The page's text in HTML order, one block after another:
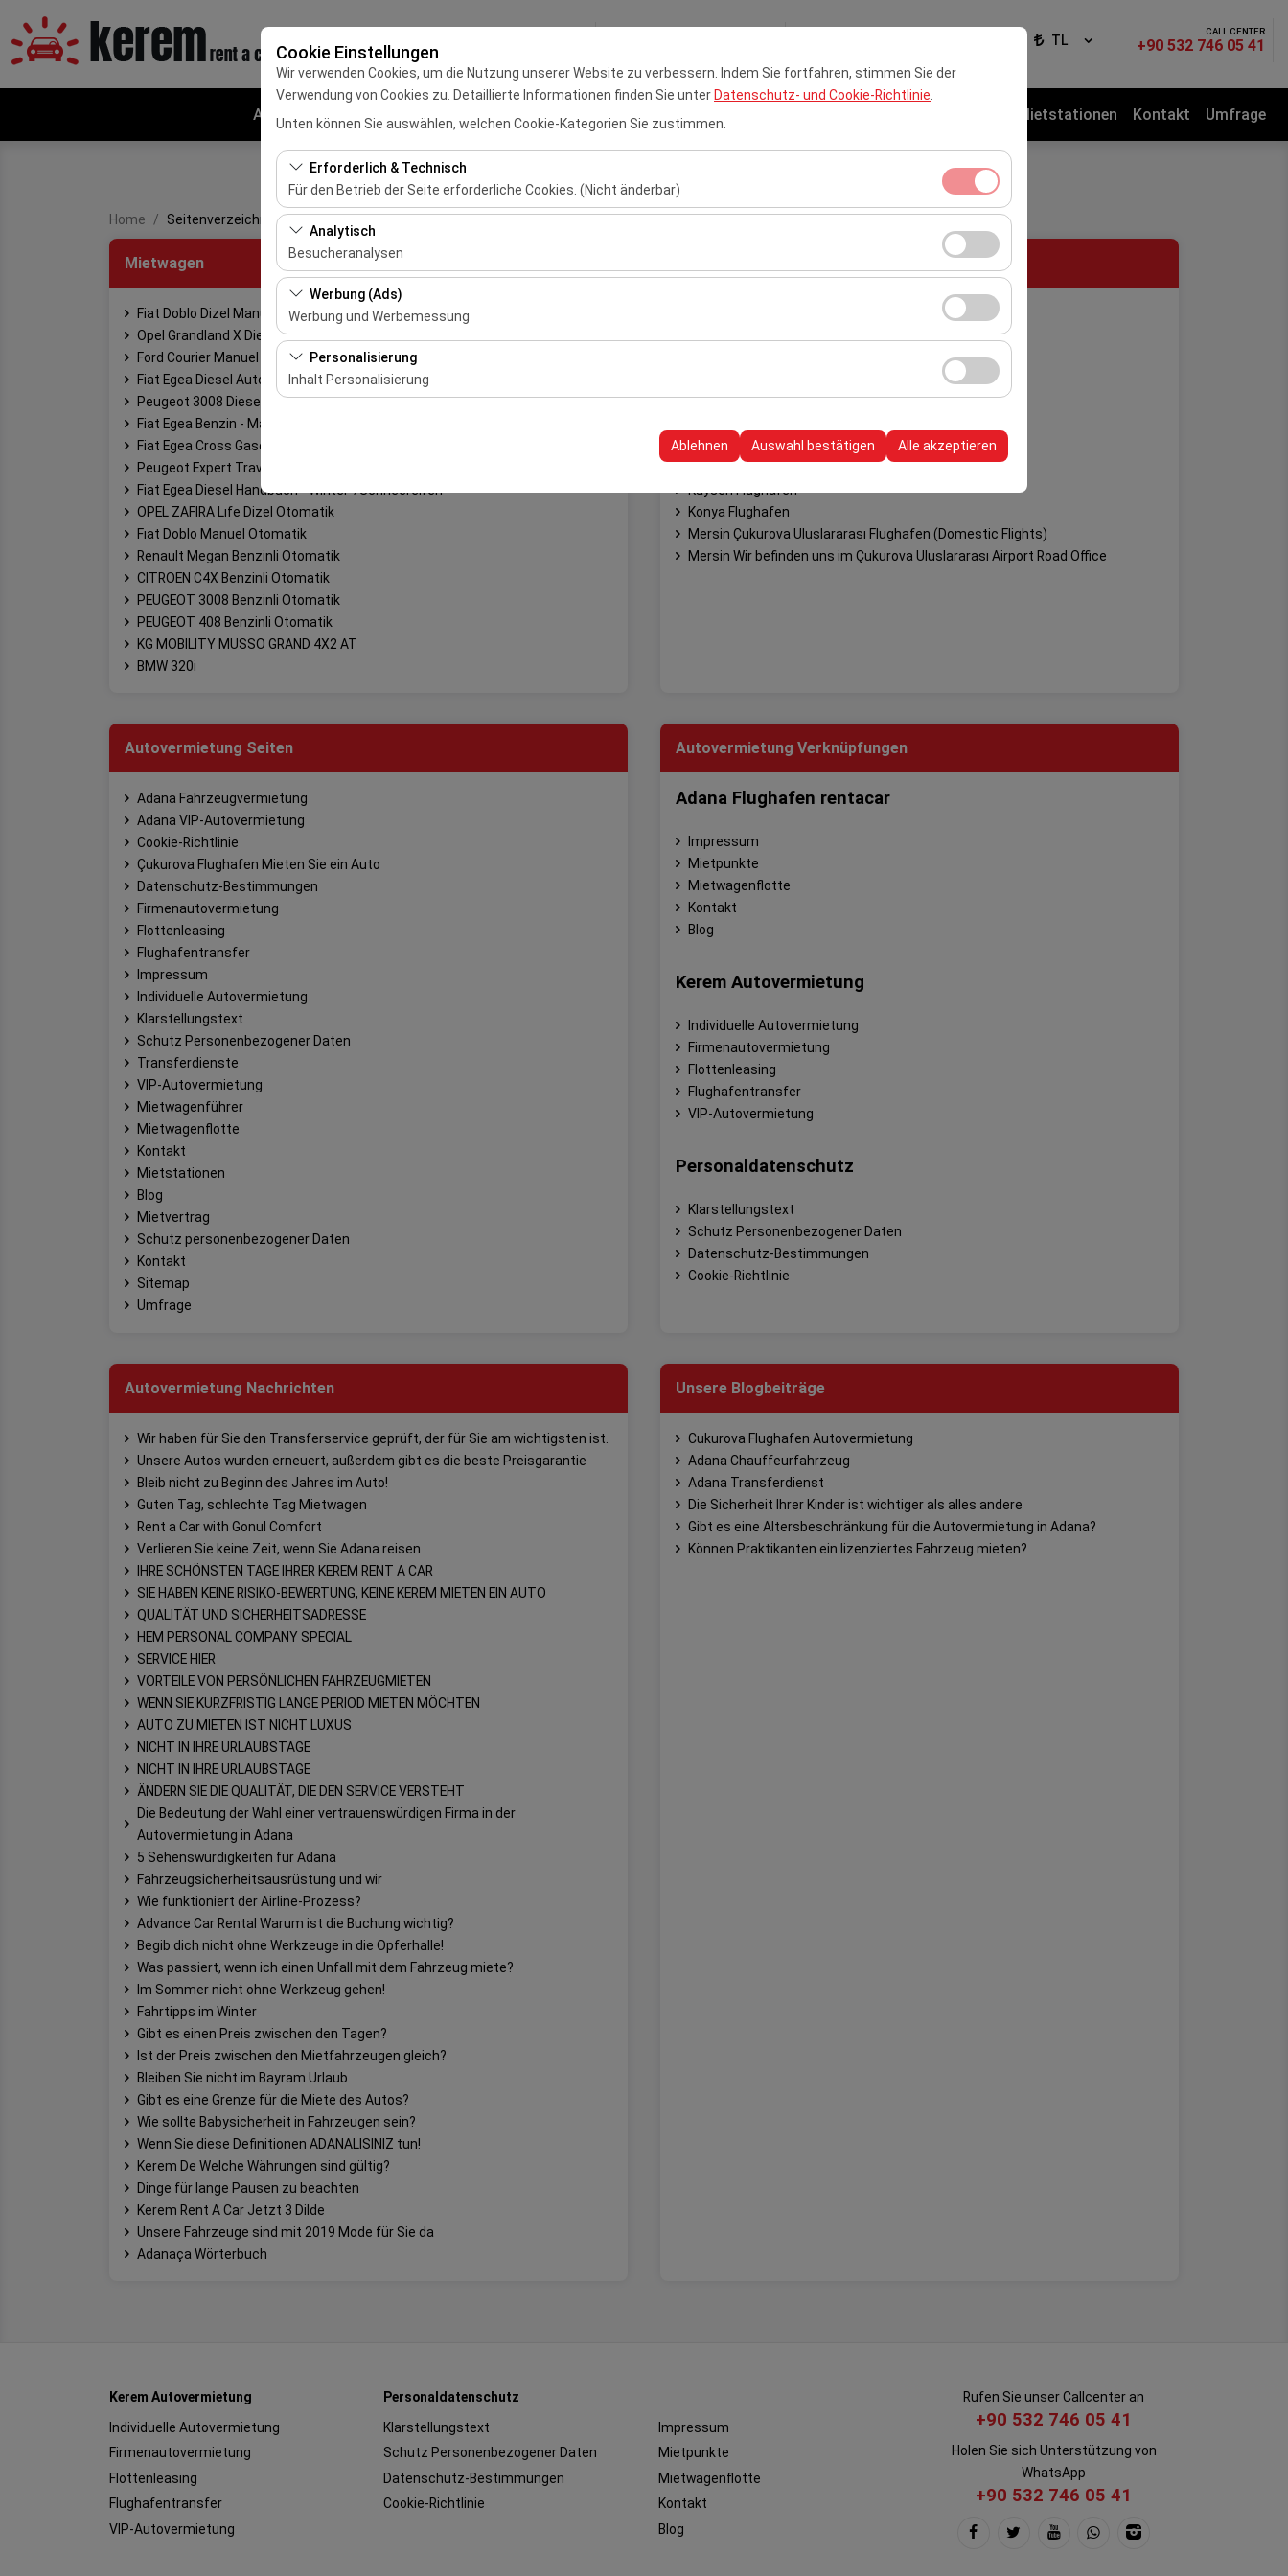
Cookie Einstellungen
Wir verwenden Cookies, um die Nutzung unserer Website zu verbessern. Indem Sie fortfahren, stimmen Sie der
Verwendung von Cookies zu. Detaillierte Informationen finden Sie unter Datenschutz- und Cookie-Richtlinie
Unten können Sie auswählen, welchen Cookie-Kategorien Sie zustimmen.
Erforderlich & Technisch
Für den Betrieb der Seite erforderliche Cookies. (Nicht änderbar)
Diese Cookies sind für das ordnungsgemäße Funktionieren der Website, die Sicherheit, die Sitzungsverwaltung
und grundlegende Funktionen erforderlich. Sie können nicht deaktiviert werden.
Analytisch
Besucheranalysen
Diese Cookies ermöglichen es uns, zu analysieren, wie unsere Website genutzt wird (Besucherzahl,
meistbesuchte Seiten, Nutzerverhalten). Diese Daten werden verwendet, um die Leistung der Website zu messen
und die Benutzererfahrung kontinuierlich zu verbessern.
Werbung (Ads)
Werbung und Werbemessung
Diese Cookies ermöglichen es uns, Ihnen auf Ihre Interessen abgestimmte personalisierte Werbung anzuzeigen
und die Wirksamkeit unserer Werbekampagnen zu messen (Impressionen, Klickrate).
Personalisierung
Inhalt Personalisierung
sicherzustellen, indem Ihre Benutzeroberflächeneinstellungen, Sprachpräferenzen und andere Konfigurationen
Ablehnen Auswahl bestätigen Alle akzeptieren
TL
CALL CENTER
+90 532 746 05 41
Adana VIP-Autovermietung Çukurova Flughafen Mieten Sie ein Auto Mietstationen Kontakt Umfrage
Home Seitenverzeichnis
Mietwagen
Fiat Doblo Dizel Manuel
Opel Grandland X Diesel Automatik
Ford Courier Manuel
Fiat Egea Diesel Automatisc
Peugeot 3008 Diesel
Fiat Egea Benzin - Manuel
Fiat Egea Cross Gasoline Handbuch
Peugeot Expert Traveller Diesel Otomatik
Fiat Egea Diesel Handbuch - Winter-/Schneereifen
OPEL ZAFIRA Lıfe Dizel Otomatik
Fıat Doblo Manuel Otomatik
Renault Megan Benzinli Otomatik
CITROEN C4X Benzinli Otomatik
PEUGEOT 3008 Benzinli Otomatik
PEUGEOT 408 Benzinli Otomatik
KG MOBILITY MUSSO GRAND 4X2 AT
BMW 320i
Elazığ
İstanbul Havalimanı
İzmir Flughafen
Kayseri Flughafen
Konya Flughafen
Mersin Çukurova Uluslararası Flughafen (Domestic Flights)
Mersin Wir befinden uns im Çukurova Uluslararası Airport Road Office
Autovermietung Seiten
Adana Fahrzeugvermietung
Adana VIP-Autovermietung
Cookie-Richtlinie
Çukurova Flughafen Mieten Sie ein Auto
Datenschutz-Bestimmungen
Firmenautovermietung
Flottenleasing
Flughafentransfer
Impressum
Individuelle Autovermietung
Klarstellungstext
Schutz Personenbezogener Daten
Transferdienste
VIP-Autovermietung
Mietwagenführer
Mietwagenflotte
Kontakt
Mietstationen
Blog
Mietvertrag
Schutz personenbezogener Daten
Kontakt
Sitemap
Umfrage
Autovermietung Verknüpfungen
Adana Flughafen rentacar
Impressum
Mietpunkte
Mietwagenflotte
Kontakt
Blog
Kerem Autovermietung
Individuelle Autovermietung
Firmenautovermietung
Flottenleasing
Flughafentransfer
VIP-Autovermietung
Personaldatenschutz
Klarstellungstext
Schutz Personenbezogener Daten
Datenschutz-Bestimmungen
Cookie-Richtlinie
Autovermietung Nachrichten
Wir haben für Sie den Transferservice geprüft, der für Sie am wichtigsten ist.
Unsere Autos wurden erneuert, außerdem gibt es die beste Preisgarantie
Bleib nicht zu Beginn des Jahres im Auto!
Guten Tag, schlechte Tag Mietwagen
Rent a Car with Gonul Comfort
Verlieren Sie keine Zeit, wenn Sie Adana reisen
IHRE SCHÖNSTEN TAGE IHRER KEREM RENT A CAR
SIE HABEN KEINE RISIKO-BEWERTUNG, KEINE KEREM MIETEN EIN AUTO
QUALITÄT UND SICHERHEITSADRESSE
HEM PERSONAL COMPANY SPECIAL
SERVICE HIER
VORTEILE VON PERSÖNLICHEN FAHRZEUGMIETEN
WENN SIE KURZFRISTIG LANGE PERIOD MIETEN MÖCHTEN
AUTO ZU MIETEN IST NICHT LUXUS
NICHT IN IHRE URLAUBSTAGE
NICHT IN IHRE URLAUBSTAGE
ÄNDERN SIE DIE QUALITÄT, DIE DEN SERVICE VERSTEHT
Die Bedeutung der Wahl einer vertrauenswürdigen Firma in der
Autovermietung in Adana
5 Sehenswürdigkeiten für Adana
Fahrzeugsicherheitsausrüstung und wir
Wie funktioniert der Airline-Prozess?
Advance Car Rental Warum ist die Buchung wichtig?
Begib dich nicht ohne Werkzeuge in die Opferhalle!
Was passiert, wenn ich einen Unfall mit dem Fahrzeug miete?
Im Sommer nicht ohne Werkzeug gehen!
Fahrtipps im Winter
Gibt es einen Preis zwischen den Tagen?
Ist der Preis zwischen den Mietfahrzeugen gleich?
Bleiben Sie nicht im Bayram Urlaub
Gibt es eine Grenze für die Miete des Autos?
Wie sollte Babysicherheit in Fahrzeugen sein?
Wenn Sie diese Definitionen ADANALISINIZ tun!
Kerem De Welche Währungen sind gültig?
Dinge für lange Pausen zu beachten
Kerem Rent A Car Jetzt 3 Dilde
Unsere Fahrzeuge sind mit 2019 Mode für Sie da
Adanaça Wörterbuch
Unsere Blogbeiträge
Cukurova Flughafen Autovermietung
Adana Chauffeurfahrzeug
Adana Transferdienst
Die Sicherheit Ihrer Kinder ist wichtiger als alles andere
Gibt es eine Altersbeschränkung für die Autovermietung in Adana?
Können Praktikanten ein lizenziertes Fahrzeug mieten?
Kerem Autovermietung
Individuelle Autovermietung
Firmenautovermietung
Flottenleasing
Flughafentransfer
VIP-Autovermietung
Personaldatenschutz
Klarstellungstext
Schutz Personenbezogener Daten
Datenschutz-Bestimmungen
Cookie-Richtlinie
Impressum
Mietpunkte
Mietwagenflotte
Kontakt
Blog
Rufen Sie unser Callcenter an
+90 532 746 05 41
Holen Sie sich Unterstützung von
WhatsApp
+90 532 746 05 41